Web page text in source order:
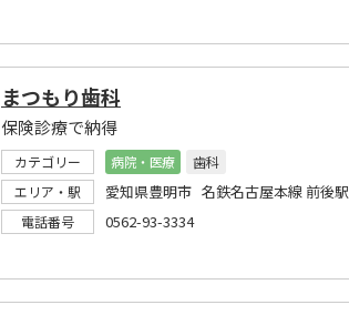
まつもり歯科
保険診療で納得
カテゴリー 病院・医療
歯科
エリア・駅
愛知県豊明市 名鉄名古屋本線 前後駅
電話番号 0562-93-3334